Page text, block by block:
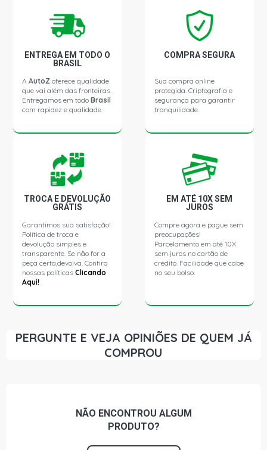
ENTREGA EM TODO O
BRASIL
AAutoZ oferece qualidade
que vai além das fronteiras.
Entregamos em todoBrasil
com rapidez e qualidade.
COMPRA SEGURA
Sua compra online
protegida. Criptografia e
segurança para garantir
tranquilidade.
TROCA E DEVOLUÇÃO
GRÁTIS
Garantimos sua satisfação!
Política de troca e
devolução simples e
transparente. Se não for a
peça certa,devolva. Confira
nossas políticasClicando
Aqui!
EM ATÉ 10X SEM
JUROS
Compre agora e pague sem
preocupações!
Parcelamento em até 10X
sem juros no cartão de
crédito. Facilidade que cabe
no seu bolso.
PERGUNTE E VEJA OPINIÕES DE QUEM JÁ
COMPROU
NÃO ENCONTROU ALGUM
PRODUTO?